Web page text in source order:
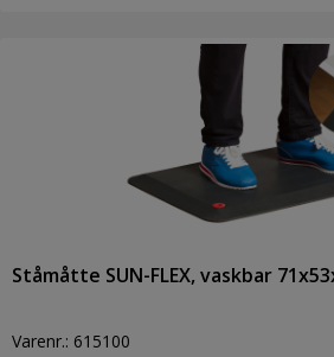
Ståmåtte SUN-FLEX, vaskbar
Varenr.: 615100